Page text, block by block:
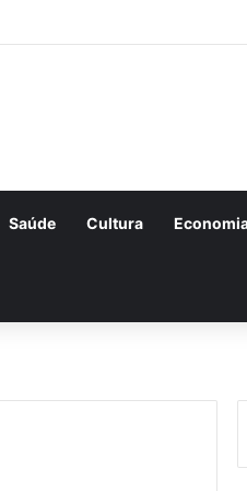
Piauí encerram amanhã
Saúde Cultura